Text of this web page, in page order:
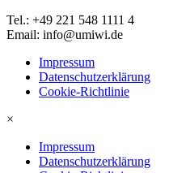
Tel.: +49 221 548 1111 4
Email: info@umiwi.de
Impressum
Datenschutzerklärung
Cookie-Richtlinie
×
Impressum
Datenschutzerklärung